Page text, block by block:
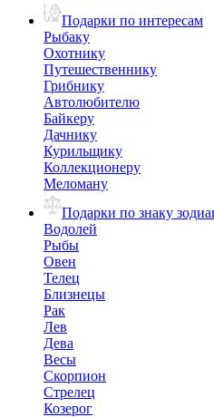
Подарки по интересам
Рыбаку
Охотнику
Путешественнику
Грибнику
Автолюбителю
Байкеру
Дачнику
Курильщику
Коллекционеру
Меломану
Подарки по знаку
Водолей
Рыбы
Овен
Телец
Близнецы
Рак
Лев
Дева
Весы
Скорпион
Стрелец
Козерог